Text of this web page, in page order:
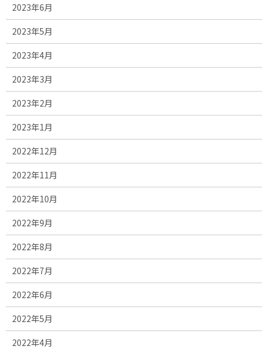
2023年6月
2023年5月
2023年4月
2023年3月
2023年2月
2023年1月
2022年12月
2022年11月
2022年10月
2022年9月
2022年8月
2022年7月
2022年6月
2022年5月
2022年4月